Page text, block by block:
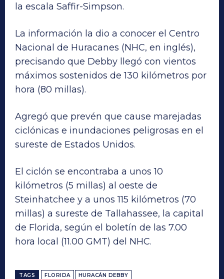
la escala Saffir-Simpson.
La información la dio a conocer el Centro
Nacional de Huracanes (NHC, en inglés),
precisando que Debby llegó con vientos
máximos sostenidos de 130 kilómetros por
hora (80 millas).
Agregó que prevén que cause marejadas
ciclónicas e inundaciones peligrosas en el
sureste de Estados Unidos.
El ciclón se encontraba a unos 10
kilómetros (5 millas) al oeste de
Steinhatchee y a unos 115 kilómetros (70
millas) a sureste de Tallahassee, la capital
de Florida, según el boletín de las 7.00
hora local (11.00 GMT) del NHC.
TAGS FLORIDA HURACÁN DEBBY